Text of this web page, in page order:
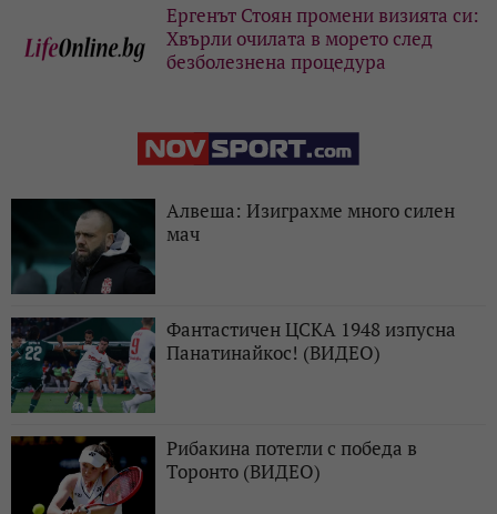
Ергенът Стоян промени визията си:
Хвърли очилата в морето след
безболезнена процедура
Алвеша: Изиграхме много силен
мач
Фантастичен ЦСКА 1948 изпусна
Панатинайкос! (ВИДЕО)
Рибакина потегли с победа в
Торонто (ВИДЕО)